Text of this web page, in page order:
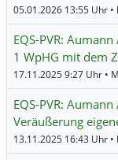
EQS-PVR:
1 WpHG mit dem
EQS-PVR:
Veräußerung